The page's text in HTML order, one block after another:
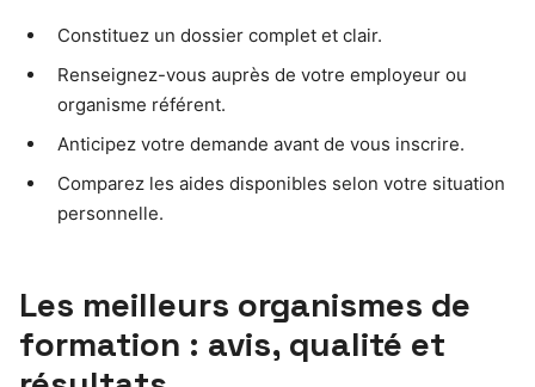
Constituez un dossier complet et clair.
Renseignez-vous auprès de votre employeur ou
organisme référent.
Anticipez votre demande avant de vous inscrire.
Comparez les aides disponibles selon votre situation
personnelle.
Les meilleurs organismes de
formation : avis, qualité et